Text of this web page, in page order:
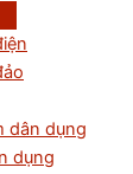
dân dụng
dụng